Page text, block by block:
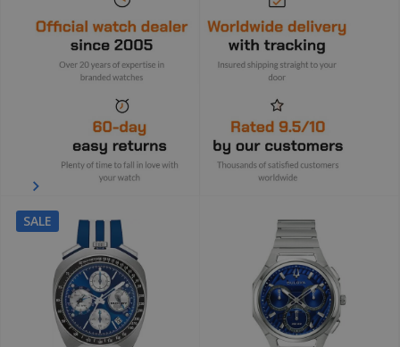
SALE